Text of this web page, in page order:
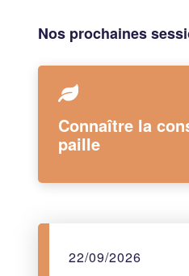
Nos prochaines
Connaître la
paille
22/09/2026